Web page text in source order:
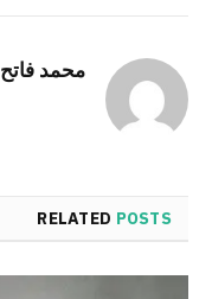
محمد فاتح
RELATED POSTS